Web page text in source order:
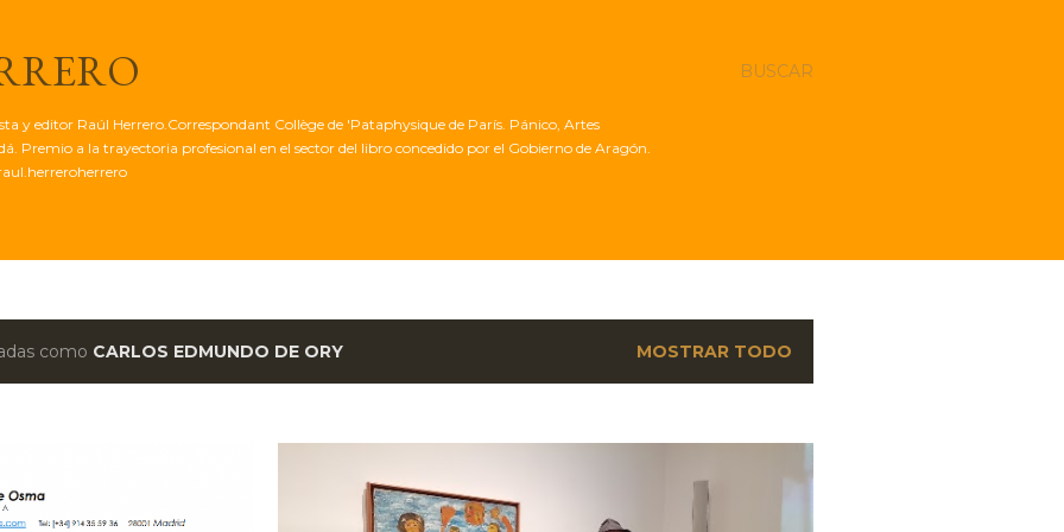
BUSCAR
y editor Raúl Herrero.Correspondant Collège de 'Pataphysique de París. Pánico, Artes
Premio a la trayectoria profesional en el sector del libro concedido por el Gobierno de Aragón.
como CARLOS EDMUNDO DE ORY MOSTRAR TODO